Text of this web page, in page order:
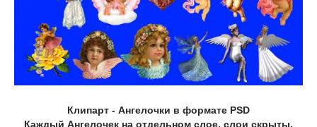
Клипарт - Ангелочки в формате PSD
Каждый Ангелочек на отдельном слое, слои скрыты.